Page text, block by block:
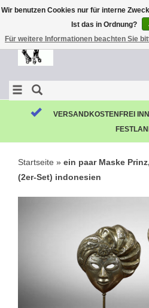
VERSANDKOSTENFREI
Startseite » ein paar Maske
(2er-Set) indonesien
Wir benutzen Cookies nur für interne
Ist das in Ordnung?
Für weitere Informationen beachten Sie